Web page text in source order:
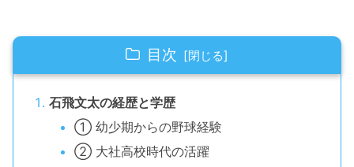
目次
石飛文太の経歴と学歴
① 幼少期からの野球経験
② 大社高校時代の活躍